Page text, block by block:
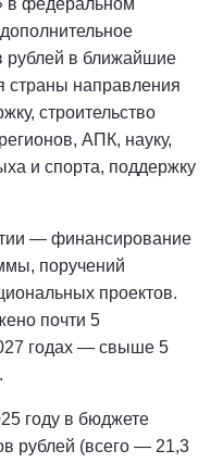
в федеральном
рублей в ближайшие
страны направления
строительство
АПК, науку,
и спорта, поддержку
— финансирование
поручений
проектов.
почти 5
годах — свыше 5
году в бюджете
рублей (всего — 21,3